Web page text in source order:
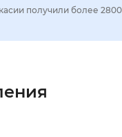
получили более 2800